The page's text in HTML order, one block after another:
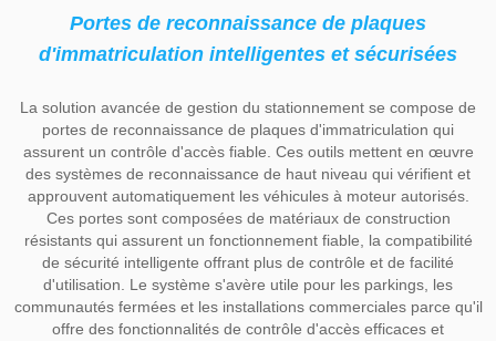
Portes de reconnaissance de plaques
d'immatriculation intelligentes et sécurisées
La solution avancée de gestion du stationnement se compose de
portes de reconnaissance de plaques d'immatriculation qui
assurent un contrôle d'accès fiable. Ces outils mettent en œuvre
des systèmes de reconnaissance de haut niveau qui vérifient et
approuvent automatiquement les véhicules à moteur autorisés.
Ces portes sont composées de matériaux de construction
résistants qui assurent un fonctionnement fiable, la compatibilité
de sécurité intelligente offrant plus de contrôle et de facilité
d'utilisation. Le système s'avère utile pour les parkings, les
communautés fermées et les installations commerciales parce qu'il
offre des fonctionnalités de contrôle d'accès efficaces et